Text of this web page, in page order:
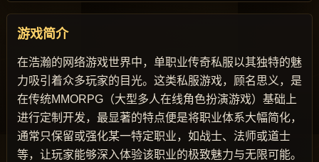
游戏简介
在浩瀚的网络游戏世界中，单职业传奇私服以其独特的魅
力吸引着众多玩家的目光。这类私服游戏，顾名思义，是
在传统MMORPG（大型多人在线角色扮演游戏）基础上
进行定制开发，最显著的特点便是将职业体系大幅简化，
通常只保留或强化某一特定职业，如战士、法师或道士
等，让玩家能够深入体验该职业的极致魅力与无限可能。